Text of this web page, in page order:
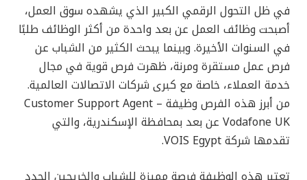
في ظل التحول الرقمي الكبير الذي يشهده سوق العمل،
أصبحت وظائف العمل عن بعد واحدة من أكثر الوظائف طلبًا
في السنوات الأخيرة. وبينما يبحث الكثير من الشباب عن
فرص عمل مستقرة ومرنة، ظهرت فرص قوية في مجال
خدمة العملاء، خاصة مع كبرى شركات الاتصالات العالمية.
من أبرز هذه الفرص وظيفة Customer Support Agent –
Vodafone UK عن بعد بمحافظة الإسكندرية، والتي
تقدمها شركة VOIS Egypt.